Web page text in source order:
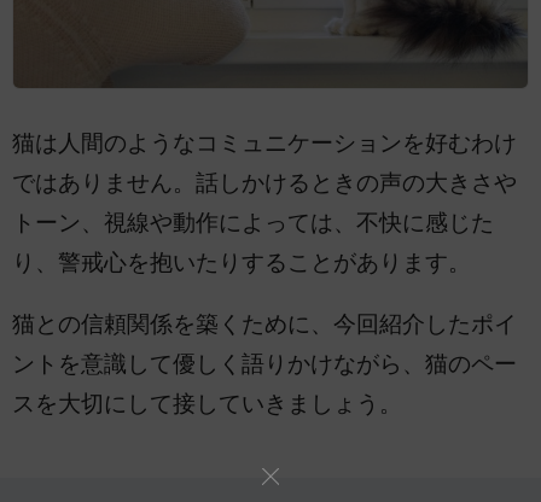
猫は人間のようなコミュニケーションを好むわけ
ではありません。話しかけるときの声の大きさや
トーン、視線や動作によっては、不快に感じた
り、警戒心を抱いたりすることがあります。
猫との信頼関係を築くために、今回紹介したポイ
ントを意識して優しく語りかけながら、猫のペー
スを大切にして接していきましょう。